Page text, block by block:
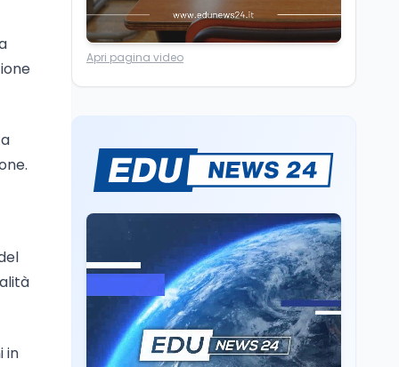
in
massimo
Università5 ago
Consiglio di Stato:
Volontariato, firmata
l’intesa triennale tra
Ministero del Lavoro e
CSVnet ETS
Scuola5 ago
Il Ministro della Pa
Zangrillo in Parlamento:
"12 miliardi per l'edilizia
e la sicurezza delle
scuole con risorse Pnrr"
Scuola5 ago
Il Ministro Valditara ha
Apri pagina video